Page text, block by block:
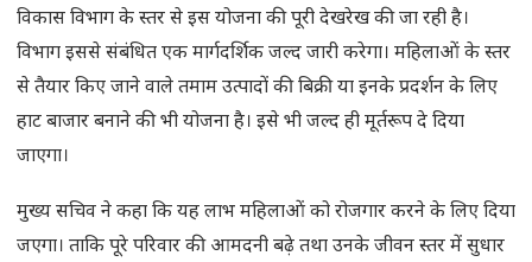
विकास विभाग के स्तर से इस योजना की पूरी देखरेख की जा रही है।
विभाग इससे संबंधित एक मार्गदर्शिक जल्द जारी करेगा। महिलाओं के स्तर
से तैयार किए जाने वाले तमाम उत्पादों की बिक्री या इनके प्रदर्शन के लिए
हाट बाजार बनाने की भी योजना है। इसे भी जल्द ही मूर्तरूप दे दिया
जाएगा।
मुख्य सचिव ने कहा कि यह लाभ महिलाओं को रोजगार करने के लिए दिया
जएगा। ताकि पूरे परिवार की आमदनी बढ़े तथा उनके जीवन स्तर में सुधार